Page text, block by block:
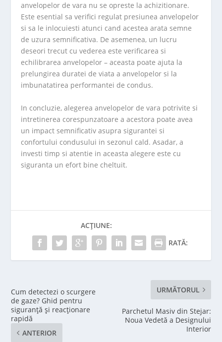
anvelopelor de vara nu se opreste la achizitionare.
Este esential sa verifici regulat presiunea anvelopelor
si sa le inlocuiesti atunci cand acestea arata semne
de uzura semnificativa. De asemenea, un lucru
deseori trecut cu vederea este verificarea si
echilibrarea anvelopelor – aceasta poate ajuta la
prelungirea duratei de viata a anvelopelor si la
imbunatatirea performantei de condus.
In concluzie, alegerea anvelopelor de vara potrivite si
intretinerea corespunzatoare a acestora poate avea
un impact semnificativ asupra sigurantei si
confortului condusului in sezonul cald. Asadar, a
investi timp si atentie in aceasta alegere este cu
siguranta un efort bine cheltuit.
ACȚIUNE:
RATĂ:
Cum detectezi o scurgere
de gaze? Ghid pentru
siguranță și reacționare
rapidă
ANTERIOR
URMĂTORUL
Parchetul Masiv din Stejar:
Noua Vedetă a Designului
Interior